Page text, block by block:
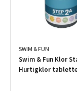
SWIM & FUN
Swim & Fun Klor
Hurtigklor